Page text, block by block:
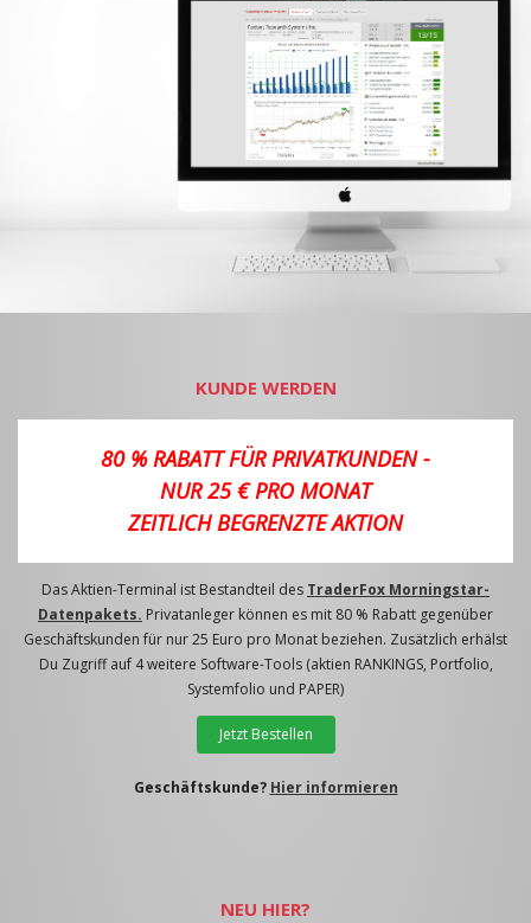
KUNDE WERDEN
80 % RABATT FÜR PRIVATKUNDEN -
NUR 25 € PRO MONAT
ZEITLICH BEGRENZTE AKTION
Das Aktien-Terminal ist Bestandteil des TraderFox Morningstar-
Datenpakets. Privatanleger können es mit 80 % Rabatt gegenüber
Geschäftskunden für nur 25 Euro pro Monat beziehen. Zusätzlich erhälst
Du Zugriff auf 4 weitere Software-Tools (aktien RANKINGS, Portfolio,
Systemfolio und PAPER)
Jetzt Bestellen
Geschäftskunde? Hier informieren
NEU HIER?